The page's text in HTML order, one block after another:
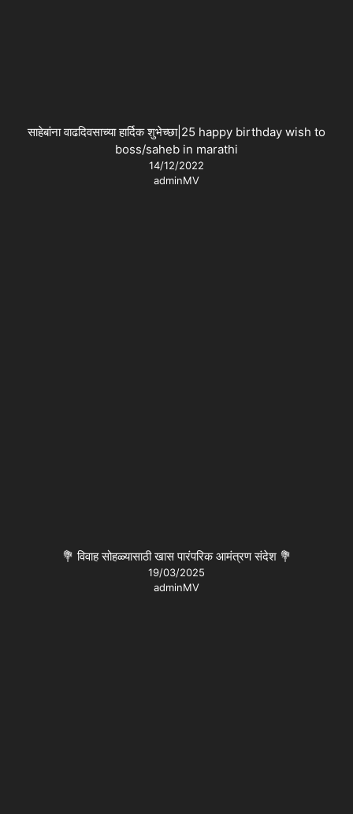
साहेबांना वाढदिवसाच्या हार्दिक शुभेच्छा|25 happy birthday wish to
boss/saheb in marathi
14/12/2022
adminMV
💐 विवाह सोहळ्यासाठी खास पारंपरिक आमंत्रण संदेश 💐
19/03/2025
adminMV